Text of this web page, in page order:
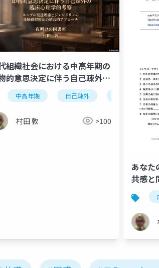
組織社会における中高年期の
的意思決定に伴う自己疎外の
心理学的考察 〜ユングの発
論とジェンドリンの体験過程
の統合的アプローチ〜
中高年期 自己疎外 ユングの発達理
村田 敦 >100
あなた
共感と
思った
ちいさ